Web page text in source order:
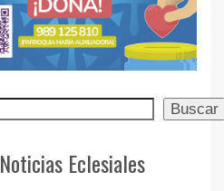
Buscar
Noticias Eclesiales